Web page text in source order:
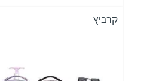
קרביץ